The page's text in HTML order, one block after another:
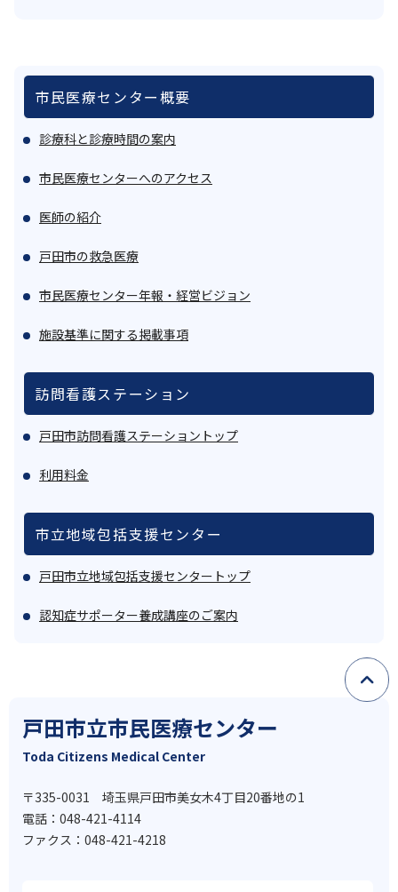
市民医療センター概要
診療科と診療時間の案内
市民医療センターへのアクセス
医師の紹介
戸田市の救急医療
市民医療センター年報・経営ビジョン
施設基準に関する掲載事項
訪問看護ステーション
戸田市訪問看護ステーショントップ
利用料金
市立地域包括支援センター
戸田市立地域包括支援センタートップ
認知症サポーター養成講座のご案内
戸田市立市民医療センター
Toda Citizens Medical Center
〒335-0031 埼玉県戸田市美女木4丁目20番地の1
電話：048-421-4114
ファクス：048-421-4218